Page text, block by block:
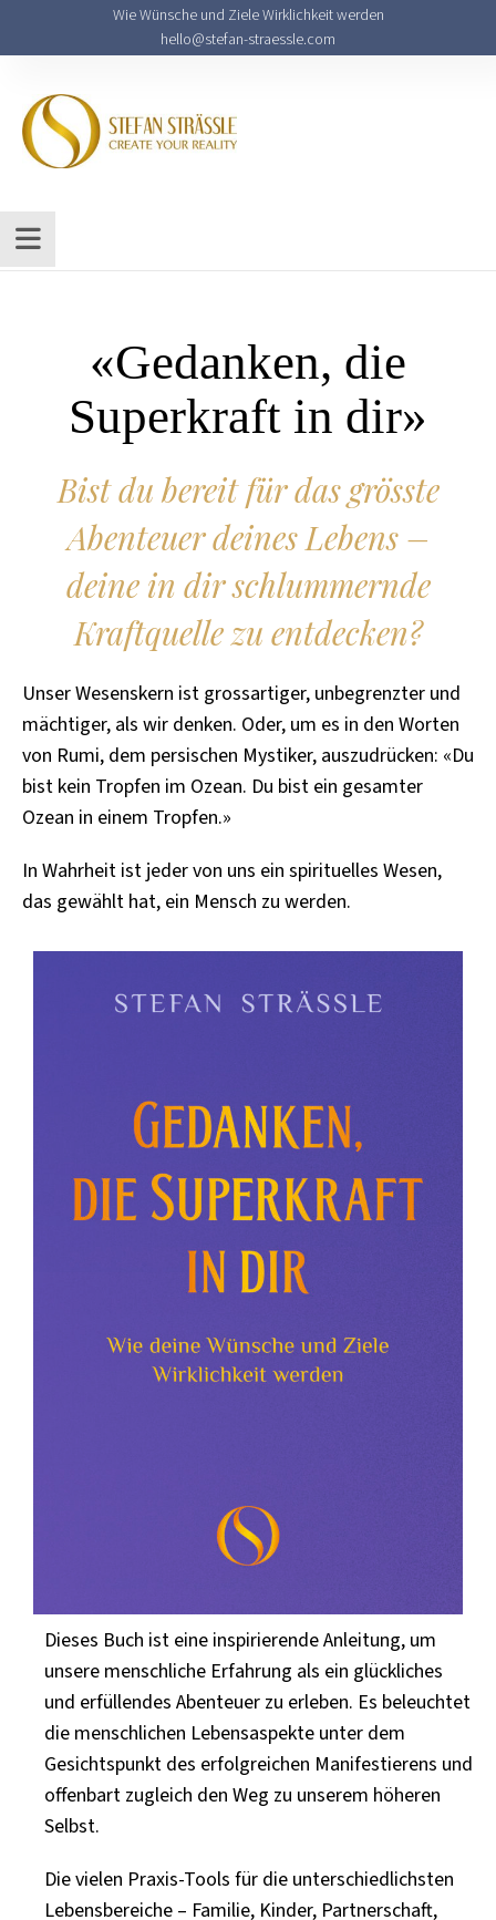
Wie Wünsche und Ziele Wirklichkeit werden
hello@stefan-straessle.com
«Gedanken, die
Superkraft in dir»
Bist du bereit für das grösste
Abenteuer deines Lebens –
deine in dir schlummernde
Kraftquelle zu entdecken?
Unser Wesenskern ist grossartiger, unbegrenzter und
mächtiger, als wir denken. Oder, um es in den Worten
von Rumi, dem persischen Mystiker, auszudrücken: «Du
bist kein Tropfen im Ozean. Du bist ein gesamter
Ozean in einem Tropfen.»
In Wahrheit ist jeder von uns ein spirituelles Wesen,
das gewählt hat, ein Mensch zu werden.
Dieses Buch ist eine inspirierende Anleitung, um
unsere menschliche Erfahrung als ein glückliches
und erfüllendes Abenteuer zu erleben. Es beleuchtet
die menschlichen Lebensaspekte unter dem
Gesichtspunkt des erfolgreichen Manifestierens und
offenbart zugleich den Weg zu unserem höheren
Selbst.
Die vielen Praxis-Tools für die unterschiedlichsten
Lebensbereiche – Familie, Kinder, Partnerschaft,